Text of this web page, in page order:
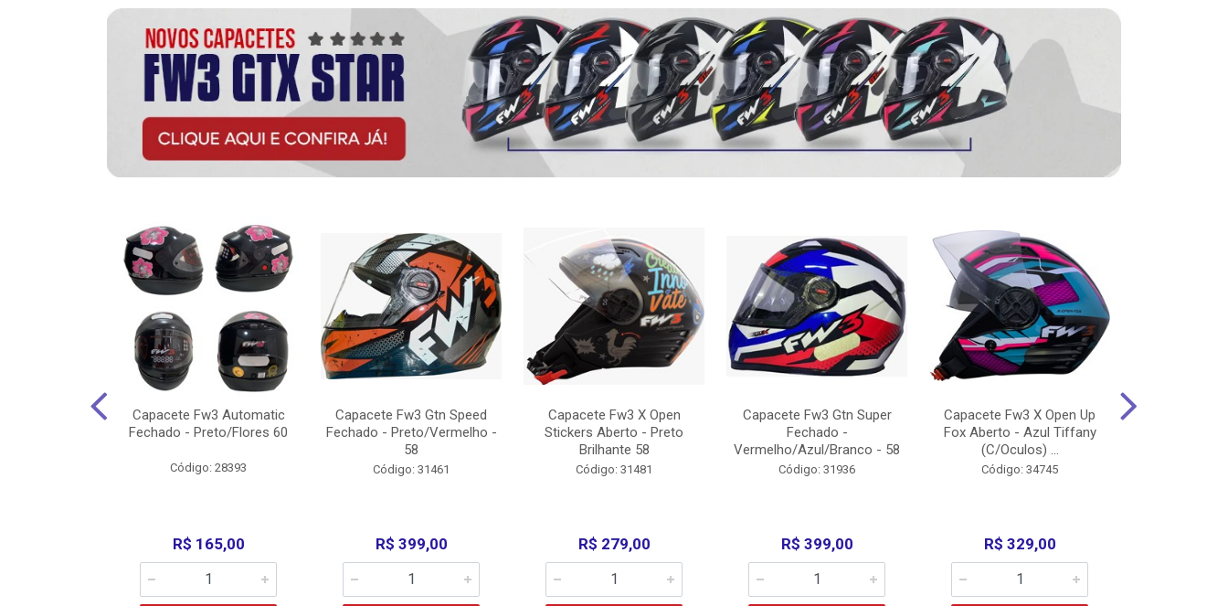
Capacete Fw3 Automatic
Fechado - Preto/Flores 60
Código: 28393
R$ 165,00
Capacete Fw3 Gtn Speed
Fechado - Preto/Vermelho -
58
Código: 31461
R$ 399,00
Capacete Fw3 X Open
Stickers Aberto - Preto
Brilhante 58
Código: 31481
R$ 279,00
Capacete Fw3 Gtn Super
Fechado -
Vermelho/Azul/Branco - 58
Código: 31936
R$ 399,00
Capacete Fw3 X Open Up
Fox Aberto - Azul Tiffany
(C/Oculos) ...
Código: 34745
R$ 329,00